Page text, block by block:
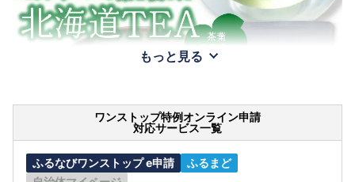
もっと見る
ワンストップ特例オンライン申請
対応サービス一覧
ふるなびワンストップ e申請
ふるまど